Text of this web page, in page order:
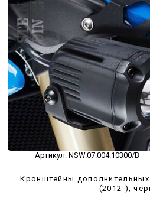
Артикул: NSW.07.004.10300/B
Кронштейны дополнительных
(2012-),